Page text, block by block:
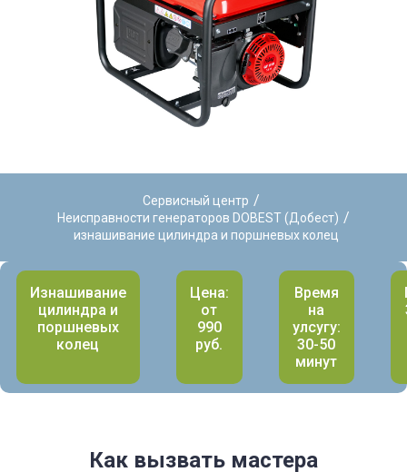
Сервисный центр /
Неисправности генераторов DOBEST (Добест) /
изнашивание цилиндра и поршневых колец
Изнашивание
цилиндра и
поршневых
колец
Цена:
от
990
руб.
Время
на
улсугу:
30-50
минут
Как вызвать мастера